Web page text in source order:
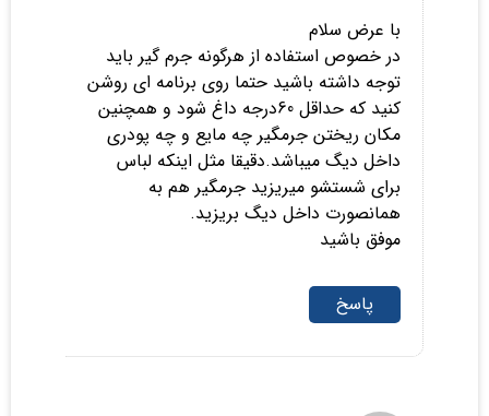
با عرض سلام
در خصوص استفاده از هرگونه جرم گیر باید
توجه داشته باشید حتما روی برنامه ای روشن
کنید که حداقل 60درجه داغ شود و همچنین
مکان ریختن جرمگیر چه مایع و چه پودری
داخل دیگ میباشد.دقیقا مثل اینکه لباس
برای شستشو میریزید جرمگیر هم به
همانصورت داخل دیگ بریزید.
موفق باشید
پاسخ